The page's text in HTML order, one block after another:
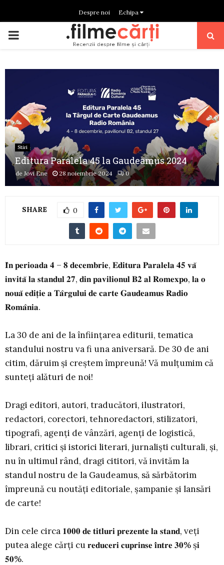
Despre noi Echipa
PRIMARY
Stiri
Editura Paralela 45 la Gaudeamus 2024
deJovi Ene 28 noiembrie 2024 0
SHARE 0
𝐈̂𝐧 𝐩𝐞𝐫𝐢𝐨𝐚𝐝𝐚 𝟒 – 𝟖 𝐝𝐞𝐜𝐞𝐦𝐛𝐫𝐢𝐞, 𝐄𝐝𝐢𝐭𝐮𝐫𝐚 𝐏𝐚𝐫𝐚𝐥𝐞𝐥𝐚 𝟒𝟓 𝐯𝐚̆
𝐢𝐧𝐯𝐢𝐭𝐚̆ 𝐥𝐚 𝐬𝐭𝐚𝐧𝐝𝐮𝐥 𝟐𝟕, 𝐝𝐢𝐧 𝐩𝐚𝐯𝐢𝐥𝐢𝐨𝐧𝐮𝐥 𝐁𝟐 𝐚𝐥 𝐑𝐨𝐦𝐞𝐱𝐩𝐨, 𝐥𝐚 𝐨
𝐧𝐨𝐮𝐚̆ 𝐞𝐝𝐢𝐭̦𝐢𝐞 𝐚 𝐓𝐚̂𝐫𝐠𝐮𝐥𝐮𝐢 𝐝𝐞 𝐜𝐚𝐫𝐭𝐞 𝐆𝐚𝐮𝐝𝐞𝐚𝐦𝐮𝐬 𝐑𝐚𝐝𝐢𝐨
𝐑𝐨𝐦𝐚̂𝐧𝐢𝐚.
La 30 de ani de la înființarea editurii, tematica
standului nostru va fi una aniversară. De 30 de ani
citim, dăruim și creștem împreună! Vă mulțumim că
sunteți alături de noi!
Dragi editori, autori, traducători, ilustratori,
redactori, corectori, tehnoredactori, stilizatori,
tipografi, agenți de vânzări, agenți de logistică,
librari, critici și istorici literari, jurnaliști culturali, și,
nu în ultimul rând, dragi cititori, vă invităm la
standul nostru de la Gaudeamus, să sărbătorim
împreună cu noutăți editoriale, șampanie și lansări
de carte!
Din cele circa 𝟏𝟎𝟎𝟎 𝐝𝐞 𝐭𝐢𝐭𝐥𝐮𝐫𝐢 𝐩𝐫𝐞𝐳𝐞𝐧𝐭𝐞 𝐥𝐚 𝐬𝐭𝐚𝐧𝐝, veți
putea alege cărți cu 𝐫𝐞𝐝𝐮𝐜𝐞𝐫𝐢 𝐜𝐮𝐩𝐫𝐢𝐧𝐬𝐞 𝐢̂𝐧𝐭𝐫𝐞 𝟑𝟎% ș𝐢
𝟓𝟎%.